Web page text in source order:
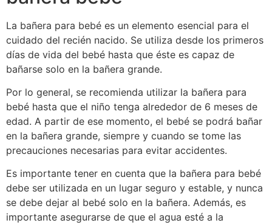
La bañera para bebé es un elemento esencial para el
cuidado del recién nacido. Se utiliza desde los primeros
días de vida del bebé hasta que éste es capaz de
bañarse solo en la bañera grande.
Por lo general, se recomienda utilizar la bañera para
bebé hasta que el niño tenga alrededor de 6 meses de
edad. A partir de ese momento, el bebé se podrá bañar
en la bañera grande, siempre y cuando se tome las
precauciones necesarias para evitar accidentes.
Es importante tener en cuenta que la bañera para bebé
debe ser utilizada en un lugar seguro y estable, y nunca
se debe dejar al bebé solo en la bañera. Además, es
importante asegurarse de que el agua esté a la